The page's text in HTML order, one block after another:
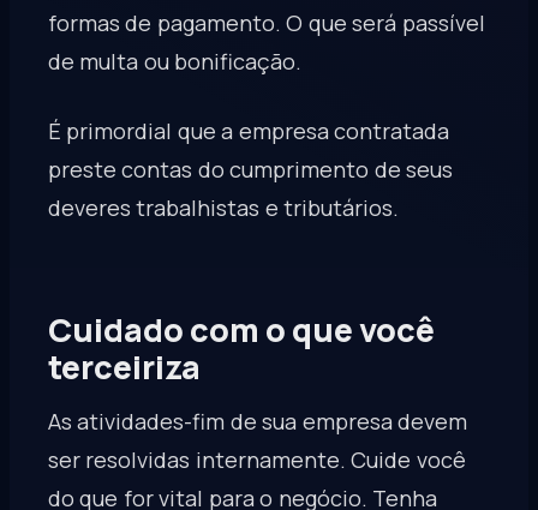
formas de pagamento. O que será passível
de multa ou bonificação.
É primordial que a empresa contratada
preste contas do cumprimento de seus
deveres trabalhistas e tributários.
Cuidado com o que você
terceiriza
As atividades-fim de sua empresa devem
ser resolvidas internamente. Cuide você
do que for vital para o negócio. Tenha